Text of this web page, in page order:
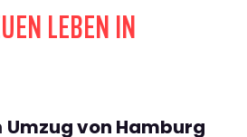
LEBEN IN
Umzug von Hamburg